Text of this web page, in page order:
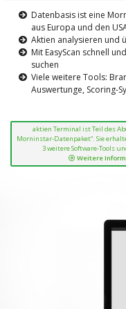
Datenbasis ist eine
aus Europa und den
Aktien analysieren und
Mit EasyScan schnell
suchen
Viele weitere Tools:
Auswertunge, Scoring-
aktien Terminal ist Teil des
Morninstar-Datenpaket“. Sie
3 weitere Software-Tools
Weitere